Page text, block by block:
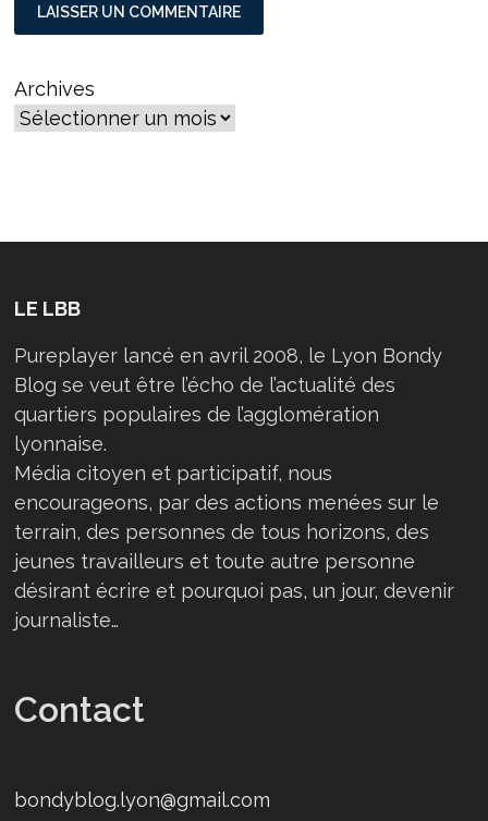
Archives
LE LBB
Pureplayer lancé en avril 2008, le Lyon Bondy
Blog se veut être l’écho de l’actualité des
quartiers populaires de l’agglomération
lyonnaise.
Média citoyen et participatif, nous
encourageons, par des actions menées sur le
terrain, des personnes de tous horizons, des
jeunes travailleurs et toute autre personne
désirant écrire et pourquoi pas, un jour, devenir
journaliste…
Contact
bondyblog.lyon@gmail.com